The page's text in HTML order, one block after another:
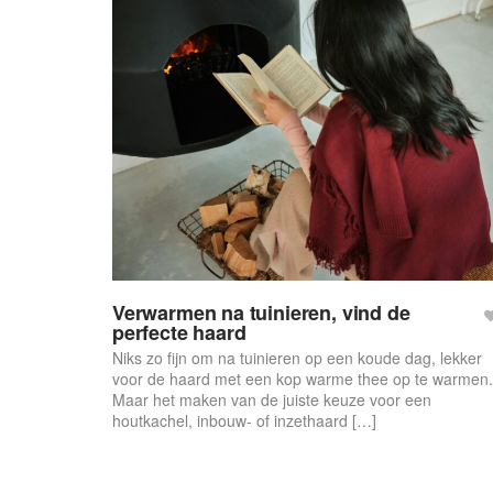
Verwarmen na tuinieren, vind de
perfecte haard
Niks zo fijn om na tuinieren op een koude dag, lekker
voor de haard met een kop warme thee op te warmen.
Maar het maken van de juiste keuze voor een
houtkachel, inbouw- of inzethaard […]